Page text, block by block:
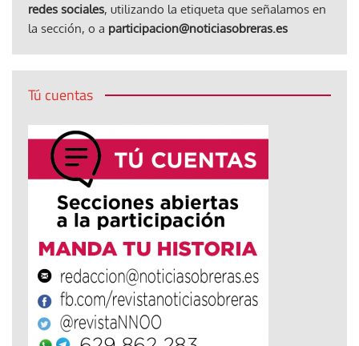
redes sociales, utilizando la etiqueta que señalamos en
la sección, o a participacion@noticiasobreras.es
Tú cuentas